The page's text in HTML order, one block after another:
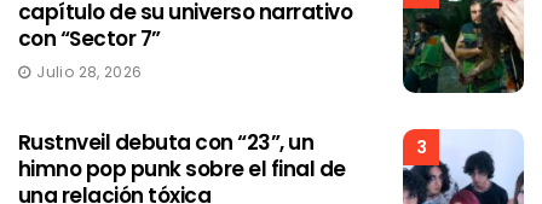
capítulo de su universo narrativo
con “Sector 7”
Julio 28, 2026
3
Rustnveil debuta con “23”, un
himno pop punk sobre el final de
una relación tóxica